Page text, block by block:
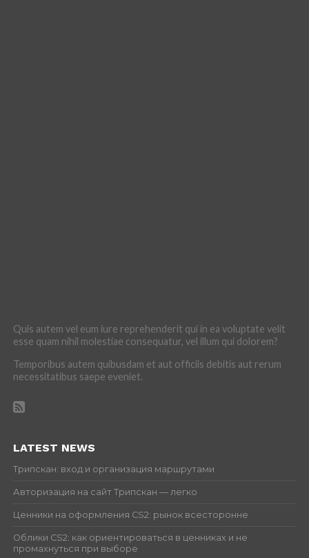
Quis autem vel eum iure reprehenderit qui in ea voluptate velit
esse quam nihil molestiae consequatur, vel illum qui dolorem?
Temporibus autem quibusdam et aut officiis debitis aut rerum
necessitatibus saepe eveniet.
LATEST NEWS
Трипскан: вход и организация маршрутами
Авторизация на сайт Трипскан — легко
Ценники на оформления CS2: рынок всесторонне
Облики CS2: как ориентироваться в ценниках и не
промахнуться при выборе